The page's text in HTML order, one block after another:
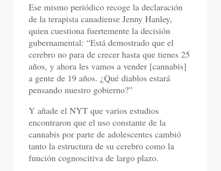
Ese mismo periódico recoge la declaración
de la terapista canadiense Jenny Hanley,
quien cuestiona fuertemente la decisión
gubernamental: “Está demostrado que el
cerebro no para de crecer hasta que tienes 25
años, y ahora les vamos a vender [cannabis]
a gente de 19 años. ¿Qué diablos estará
pensando nuestro gobierno?”
Y añade el NYT que varios estudios
encontraron que el uso constante de la
cannabis por parte de adolescentes cambió
tanto la estructura de su cerebro como la
función cognoscitiva de largo plazo.